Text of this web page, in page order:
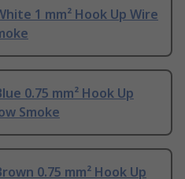
1 mm² Hook Up Wire
0.75 mm² Hook Up
Smoke
0.75 mm² Hook Up